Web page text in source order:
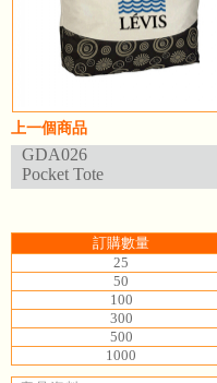
上一個商品
GDA026
Pocket Tote
訂購數量
25
50
100
300
500
1000